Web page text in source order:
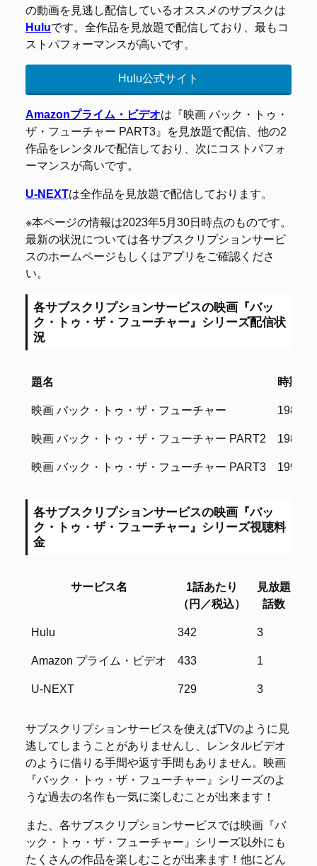
の動画を見逃し配信しているオススメのサブスクは
Huluです。全作品を見放題で配信しており、最もコ
ストパフォーマンスが高いです。
Hulu公式サイト
Amazonプライム・ビデオは『映画 バック・トゥ・
ザ・フューチャー PART3』を見放題で配信、他の2
作品をレンタルで配信しており、次にコストパフォ
ーマンスが高いです。
U-NEXTは全作品を見放題で配信しております。
※本ページの情報は2023年5月30日時点のものです。
最新の状況については各サブスクリプションサービ
スのホームページもしくはアプリをご確認くださ
い。
各サブスクリプションサービスの映画『バッ
ク・トゥ・ザ・フューチャー』シリーズ配信状
況
題名
時期
題名
時期
映画 バック・トゥ・ザ・フューチャー 1985年
映画 バック・トゥ・ザ・フューチャー PART2 1989年
映画 バック・トゥ・ザ・フューチャー PART3 1990年
各サブスクリプションサービスの映画『バッ
ク・トゥ・ザ・フューチャー』シリーズ視聴料
金
サービス名
1話あたり
（円／税込）
見放題
話数
1話あたり
見放題
Hulu 342 3
Amazon プライム・ビデオ 433 1
U-NEXT 729 3
サブスクリプションサービスを使えばTVのように見
逃してしまうことがありませんし、レンタルビデオ
のように借りる手間や返す手間もありません。映画
『バック・トゥ・ザ・フューチャー』シリーズのよ
うな過去の名作も一気に楽しむことが出来ます！
また、各サブスクリプションサービスでは映画『バ
ック・トゥ・ザ・フューチャー』シリーズ以外にも
たくさんの作品を楽しむことが出来ます！他にどん